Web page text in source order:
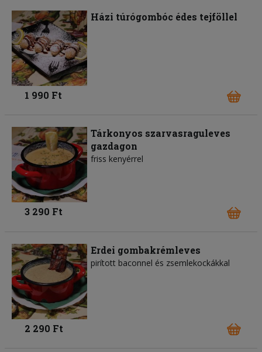
Házi túrógombóc édes tejföllel
1 990 Ft
Tárkonyos szarvasraguleves
gazdagon
friss kenyérrel
3 290 Ft
Erdei gombakrémleves
pirított baconnel és zsemlekockákkal
2 290 Ft